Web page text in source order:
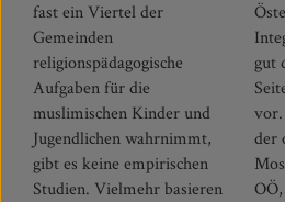
fast ein Viertel der
Gemeinden
religionspädagogische
Aufgaben für die
muslimischen Kinder und
Jugendlichen wahrnimmt,
gibt es keine empirischen
Studien. Vielmehr basieren
Österreichische
Integrationsfond (ÖIF) legten
gut drei Jahre später ihre 290
Seiten umfassende Studie
vor. Die offizielle Vertretung
der oberösterreichischen
Moscheegemeinden, die IRG
OÖ, war ebenfalls von der